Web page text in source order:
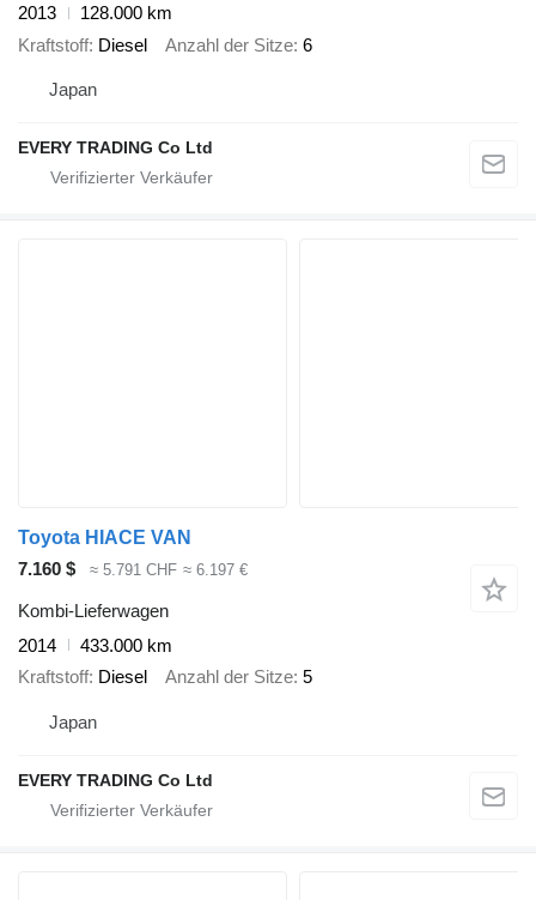
2013
128.000 km
Kraftstoff Diesel Anzahl der Sitze 6
Japan
EVERY TRADING Co Ltd
Toyota HIACE VAN
7.160 $
≈ 5.791 CHF ≈ 6.197 €
Kombi-Lieferwagen
2014
433.000 km
Kraftstoff Diesel Anzahl der Sitze 5
Japan
EVERY TRADING Co Ltd